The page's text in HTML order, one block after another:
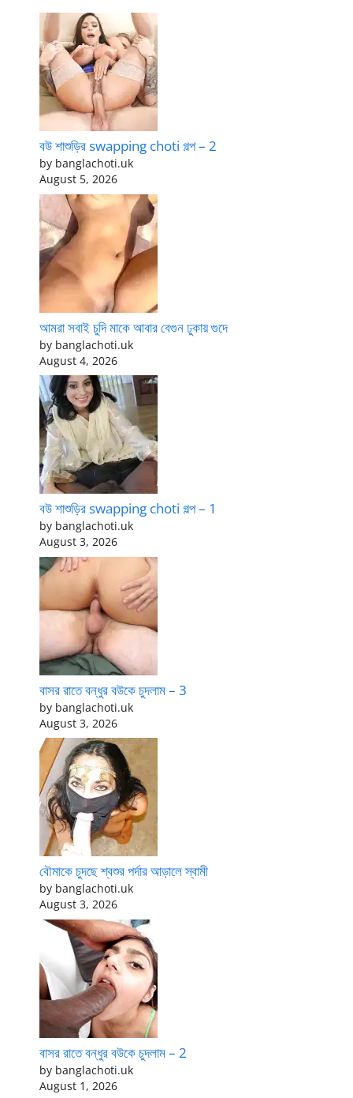
বউ শাশুড়ির swapping choti গল্প – 2
by banglachoti.uk
August 5, 2026
আমরা সবাই চুদি মাকে আবার বেগুন ঢুকায় গুদে
by banglachoti.uk
August 4, 2026
বউ শাশুড়ির swapping choti গল্প – 1
by banglachoti.uk
August 3, 2026
বাসর রাতে বন্ধুর বউকে চুদলাম – 3
by banglachoti.uk
August 3, 2026
বৌমাকে চুদছে শ্বশুর পর্দার আড়ালে স্বামী
by banglachoti.uk
August 3, 2026
বাসর রাতে বন্ধুর বউকে চুদলাম – 2
by banglachoti.uk
August 1, 2026